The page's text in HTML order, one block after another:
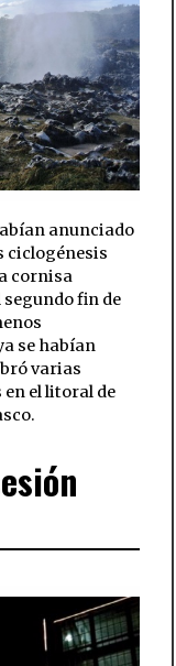
anunciado
ciclogénesis
cornisa
fin de
se habían
varias
el litoral de